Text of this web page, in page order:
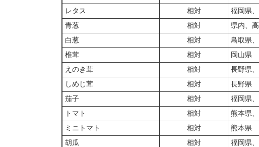
レタス
相対 福岡県
青葱
相対 県内、
白葱
相対 鳥取県
椎茸
相対 岡山県
えのき茸
相対 長野県
しめじ茸
相対 長野県
茄子
相対 福岡県
トマト
相対 熊本県
ミニトマト
相対 熊本県
胡瓜
相対 福岡県